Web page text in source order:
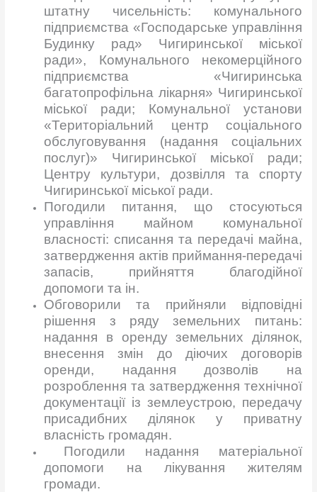
штатну чисельність: комунального
підприємства «Господарське управління
Будинку рад» Чигиринської міської
ради», Комунального некомерційного
підприємства «Чигиринська
багатопрофільна лікарня» Чигиринської
міської ради; Комунальної установи
«Територіальний центр соціального
обслуговування (надання соціальних
послуг)» Чигиринської міської ради;
Центру культури, дозвілля та спорту
Чигиринської міської ради.
Погодили питання, що стосуються
управління майном комунальної
власності: списання та передачі майна,
затвердження актів приймання-передачі
запасів, прийняття благодійної
допомоги та ін.
Обговорили та прийняли відповідні
рішення з ряду земельних питань:
надання в оренду земельних ділянок,
внесення змін до діючих договорів
оренди, надання дозволів на
розроблення та затвердження технічної
документації із землеустрою, передачу
присадибних ділянок у приватну
власність громадян.
Погодили надання матеріальної
допомоги на лікування жителям
громади.